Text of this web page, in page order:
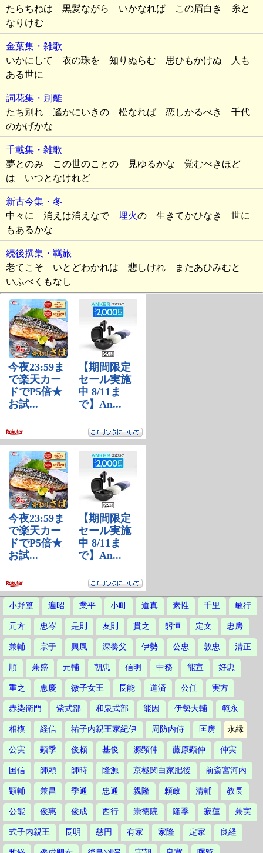
たらちねは 黒髪ながら いかなれば この眉白き 糸と
なりけむ
金葉集・雑歌
いかにして 衣の珠を 知りぬらむ 思ひもかけぬ 人も
ある世に
詞花集・別離
たち別れ 遙かにいきの 松なれば 恋しかるべき 千代
のかげかな
千載集・雑歌
夢とのみ この世のことの 見ゆるかな 覚むべきほど
は いつとなけれど
新古今集・冬
中々に 消えは消えなで 埋火の 生きてかひなき 世に
もあるかな
続後撰集・羈旅
老てこそ いとどわかれは 悲しけれ またあひみむと
いふべくもなし
小野篁 遍昭 業平 小町 道真 素性 千里 敏行
元方 忠岑 是則 友則 貫之 躬恒 定文 忠房
兼輔 宗于 興風 深養父 伊勢 公忠 敦忠 清正
順 兼盛 元輔 朝忠 信明 中務 能宣 好忠
重之 恵慶 徽子女王 長能 道済 公任 実方
赤染衛門 紫式部 和泉式部 能因 伊勢大輔 範永
相模 経信 祐子内親王家紀伊 周防内侍 匡房 永縁
公実 顕季 俊頼 基俊 源顕仲 藤原顕仲 仲実
国信 師頼 師時 隆源 京極関白家肥後 前斎宮河内
顕輔 兼昌 季通 忠通 親隆 頼政 清輔 教長
公能 俊惠 俊成 西行 崇徳院 隆季 寂蓮 兼実
式子内親王 長明 慈円 有家 家隆 定家 良経